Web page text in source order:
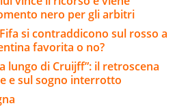
nero per gli arbitri
si contraddicono sul rosso a
favorita o no?
lungo di Cruijff”: il retroscena
e sul sogno interrotto